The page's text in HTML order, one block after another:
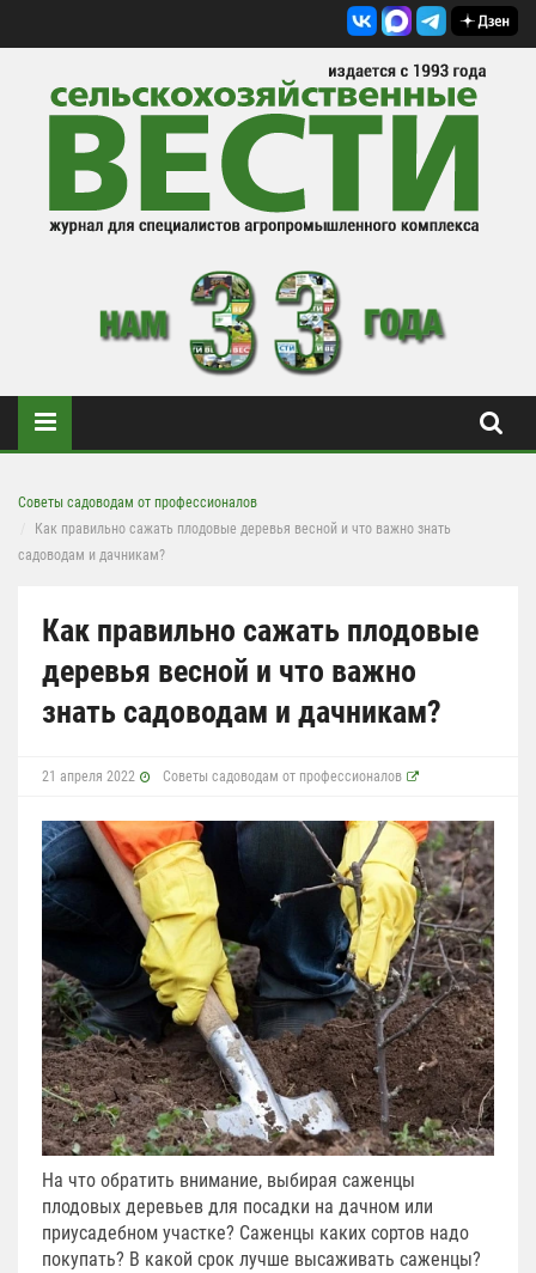
Советы садоводам от профессионалов
Как правильно сажать плодовые деревья весной и что важно знать
садоводам и дачникам?
Как правильно сажать плодовые
деревья весной и что важно
знать садоводам и дачникам?
21 апреля 2022 Советы садоводам от профессионалов
На что обратить внимание, выбирая саженцы
плодовых деревьев для посадки на дачном или
приусадебном участке? Саженцы каких сортов надо
покупать? В какой срок лучше высаживать саженцы?